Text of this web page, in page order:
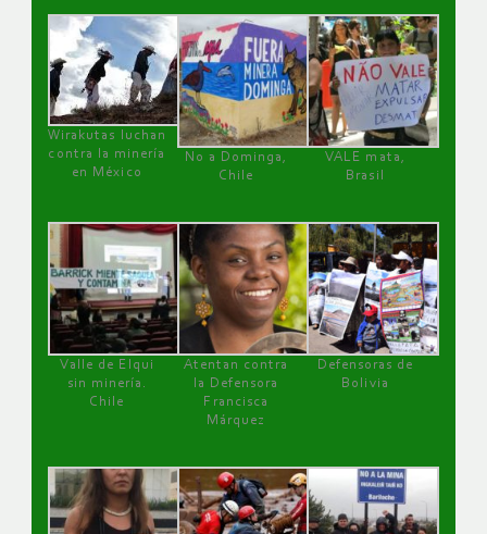
Wirakutas luchan
contra la minería
en México
No a Dominga,
Chile
VALE mata,
Brasil
Valle de Elqui
sin minería.
Chile
Atentan contra
la Defensora
Francisca
Márquez
Defensoras de
Bolivia